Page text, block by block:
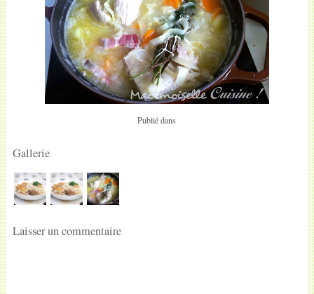
Publié dans
Gallerie
Laisser un commentaire